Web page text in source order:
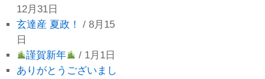
12月31日
玄達産 夏政！
/ 8月15
日
謹賀新年
/ 1月1日
ありがとうございまし